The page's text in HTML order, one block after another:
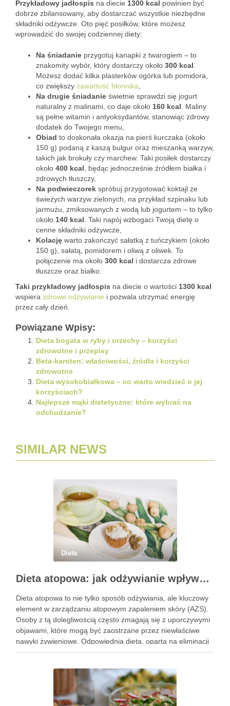
Przykładowy jadłospis na diecie 1300 kcal powinien być
dobrze zbilansowany, aby dostarczać wszystkie niezbędne
składniki odżywcze. Oto pięć posiłków, które możesz
wprowadzić do swojej codziennej diety:
Na śniadanie przygotuj kanapki z twarogiem – to
znakomity wybór, który dostarczy około 300 kcal
Możesz dodać kilka plasterków ogórka lub pomidora,
co zwiększy zawartość błonnika
Na drugie śniadanie świetnie sprawdzi się jogurt
naturalny z malinami, co daje około 160 kcal . Maliny
są pełne witamin i antyoksydantów, stanowiąc zdrowy
dodatek do Twojego menu,
Obiad to doskonała okazja na pierś kurczaka (około
150 g) podaną z kaszą bulgur oraz mieszanką warzyw,
takich jak brokuły czy marchew. Taki posiłek dostarczy
około 400 kcal , będąc jednocześnie źródłem białka i
zdrowych tłuszczy,
Na podwieczorek spróbuj przygotować koktajl ze
świeżych warzyw zielonych, na przykład szpinaku lub
jarmużu, zmiksowanych z wodą lub jogurtem – to tylko
około 140 kcal . Taki napój wzbogaci Twoją dietę o
cenne składniki odżywcze,
Kolację warto zakończyć sałatką z tuńczykiem (około
150 g), sałatą, pomidorem i oliwą z oliwek. To
połączenie ma około 300 kcal i dostarcza zdrowe
tłuszcze oraz białko.
Taki przykładowy jadłospis na diecie o wartości 1300 kcal
wspiera zdrowe odżywianie i pozwala utrzymać energię
przez cały dzień.
Powiązane Wpisy:
Dieta bogata w ryby i orzechy – korzyści
zdrowotne i przepisy
Beta-karoten: właściwości, źródła i korzyści
zdrowotne
Dieta wysokobiałkowa – co warto wiedzieć o jej
korzyściach?
Najlepsze mąki dietetyczne: które wybrać na
odchudzanie?
SIMILAR NEWS
Dieta
Dieta atopowa: jak odżywianie wpływa na AZS i zdrowie skóry
Dieta atopowa to nie tylko sposób odżywiania, ale kluczowy
element w zarządzaniu atopowym zapaleniem skóry (AZS).
Osoby z tą dolegliwością często zmagają się z uporczywymi
objawami, które mogą być zaostrzane przez niewłaściwe
nawyki żywieniowe. Odpowiednia dieta, oparta na eliminacji
pewnych pokarmów i wprowadzeniu składników